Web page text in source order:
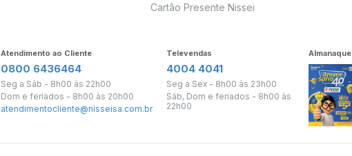
Cartão Presente Nissei
Atendimento ao Cliente
0800 6436464
Seg a Sáb - 8h00 às 22h00
Dom e feriados - 8h00 às 20h00
atendimentocliente@nisseisa.com.br
Televendas
4004 4041
Seg a Sex - 8h00 às 23h00
Sáb, Dom e feriados - 8h00 às
22h00